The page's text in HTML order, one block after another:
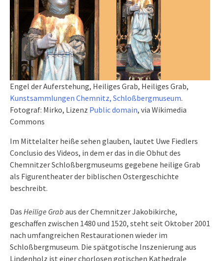
Engel der Auferstehung, Heiliges Grab, Heiliges Grab,
Kunstsammlungen Chemnitz, Schloßbergmuseum.
Fotograf: Mirko, Lizenz Public domain, via Wikimedia
Commons
Im Mittelalter heiße sehen glauben, lautet Uwe Fiedlers
Conclusio des Videos, in dem er das in die Obhut des
Chemnitzer Schloßbergmuseums gegebene heilige Grab
als Figurentheater der biblischen Ostergeschichte
beschreibt.
Das Heilige Grab aus der Chemnitzer Jakobikirche,
geschaffen zwischen 1480 und 1520, steht seit Oktober 2001
nach umfangreichen Restaurationen wieder im
Schloßbergmuseum. Die spätgotische Inszenierung aus
Lindenholz ist einer chorlosen gotischen Kathedrale